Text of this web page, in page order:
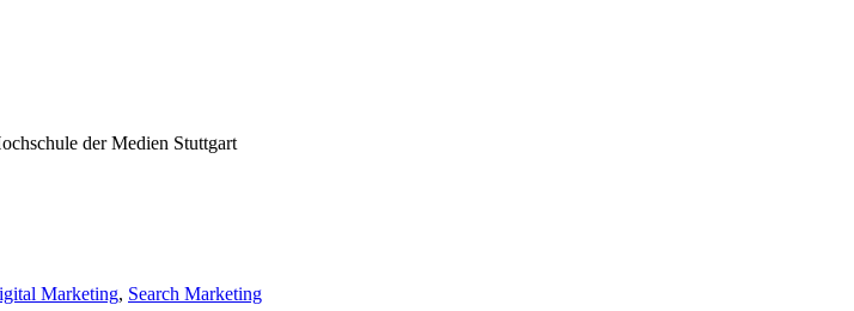
der Medien Stuttgart
Marketing, Search Marketing